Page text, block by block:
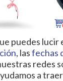
puedes
, lasfechas
redes
a